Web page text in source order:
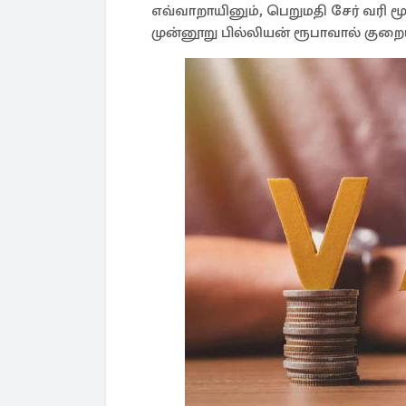
எவ்வாறாயினும், பெறுமதி சேர் வரி
முன்னூறு பில்லியன் ரூபாவால்